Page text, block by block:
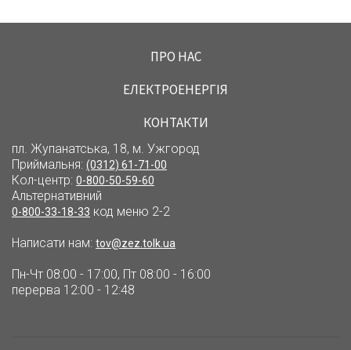
ПРО НАС
ЕЛЕКТРОЕНЕРГІЯ
КОНТАКТИ
пл. Жупанатська, 18, м. Ужгород
Приймальня: (0312) 61-71-00
Кол-центр: 0-800-50-59-60
Альтернативний
0-800-33-18-33 код меню 2-2
Написати нам: tov@zez.tolk.ua
Пн-Чт 08:00 - 17:00, Пт 08:00 - 16:00
перерва 12:00 - 12:48